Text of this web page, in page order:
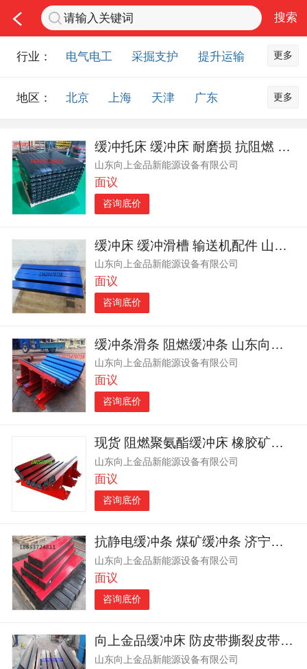
行业： 电气电工 采掘支护
提升运输
排水设备
钻探设备
非金属品
化工化学
安防设备
矿用物资
应急救援
农业机械
交通机械
更多
地区： 北京 上海 天津
广东
山东
内蒙古 黑龙江
吉林
辽宁
江苏 浙江
湖北
湖南
安徽
江西
陕西
云南
西藏 甘肃
青海
宁夏
海南 新疆
台湾
香港
澳门
更多
缓冲托床 缓冲床 耐磨损 抗阻燃 山东向上金品欢迎您
山东向上金品新能源设备有限公司
面议
咨询底价
缓冲床 缓冲滑槽 输送机配件 山东向上金品生产
山东向上金品新能源设备有限公司
面议
咨询底价
缓冲条滑条 阻燃缓冲条 山东向上金品缓冲条
山东向上金品新能源设备有限公司
面议
咨询底价
现货 阻燃聚氨酯缓冲床 橡胶矿用缓冲床 济宁国龙缓冲床
山东向上金品新能源设备有限公司
面议
咨询底价
抗静电缓冲条 煤矿缓冲条 济宁缓冲床 输送设备配件
山东向上金品新能源设备有限公司
面议
咨询底价
向上金品缓冲床 防皮带撕裂皮带机缓冲滑槽 各种型号的缓冲床
山东向上金品新能源设备有限公司